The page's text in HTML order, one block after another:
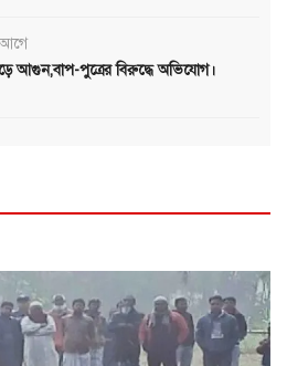
আগে
আগুন,বাপ-পুত্রের বিরুদ্ধে অভিযোগ।